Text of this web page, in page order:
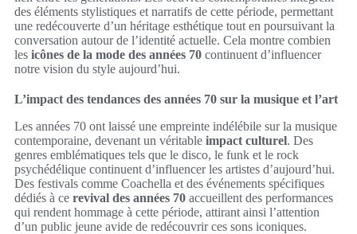
des éléments stylistiques et narratifs de cette période, permettant
une redécouverte d’un héritage esthétique tout en poursuivant la
conversation autour de l’identité actuelle. Cela montre combien
les icônes de la mode des années 70 continuent d’influencer
notre vision du style aujourd’hui.
L’impact des tendances des années 70 sur la musique et l’art
Les années 70 ont laissé une empreinte indélébile sur la musique
contemporaine, devenant un véritable impact culturel. Des
genres emblématiques tels que le disco, le funk et le rock
psychédélique continuent d’influencer les artistes d’aujourd’hui.
Des festivals comme Coachella et des événements spécifiques
dédiés à ce revival des années 70 accueillent des performances
qui rendent hommage à cette période, attirant ainsi l’attention
d’un public jeune avide de redécouvrir ces sons iconiques.